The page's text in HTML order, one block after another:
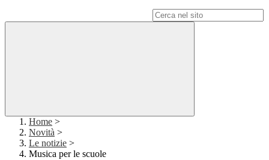
Home >
Novità >
Le notizie >
Musica per le scuole